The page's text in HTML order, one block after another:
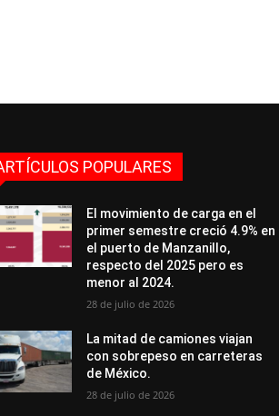
POPULARES
El movimiento de carga en el
primer semestre creció 4.9% en
el puerto de Manzanillo,
respecto del 2025 pero es
menor al 2024.
28 de julio de 2026
La mitad de camiones viajan
con sobrepeso en carreteras
de México.
28 de julio de 2026